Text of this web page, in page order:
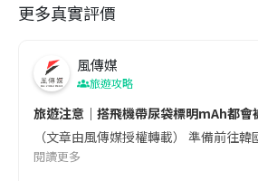
更多真實評價
風傳媒
旅遊攻略
旅遊注意｜搭飛機帶尿袋標明mAh都
（文章由風傳媒授權轉載） 準備前往
閱讀更多